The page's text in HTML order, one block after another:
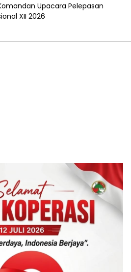
Upacara Pelepasan
XII 2026